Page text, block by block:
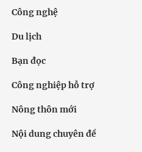
Công nghệ
Du lịch
Bạn đọc
Công nghiệp hỗ trợ
Nông thôn mới
Nội dung chuyên đề